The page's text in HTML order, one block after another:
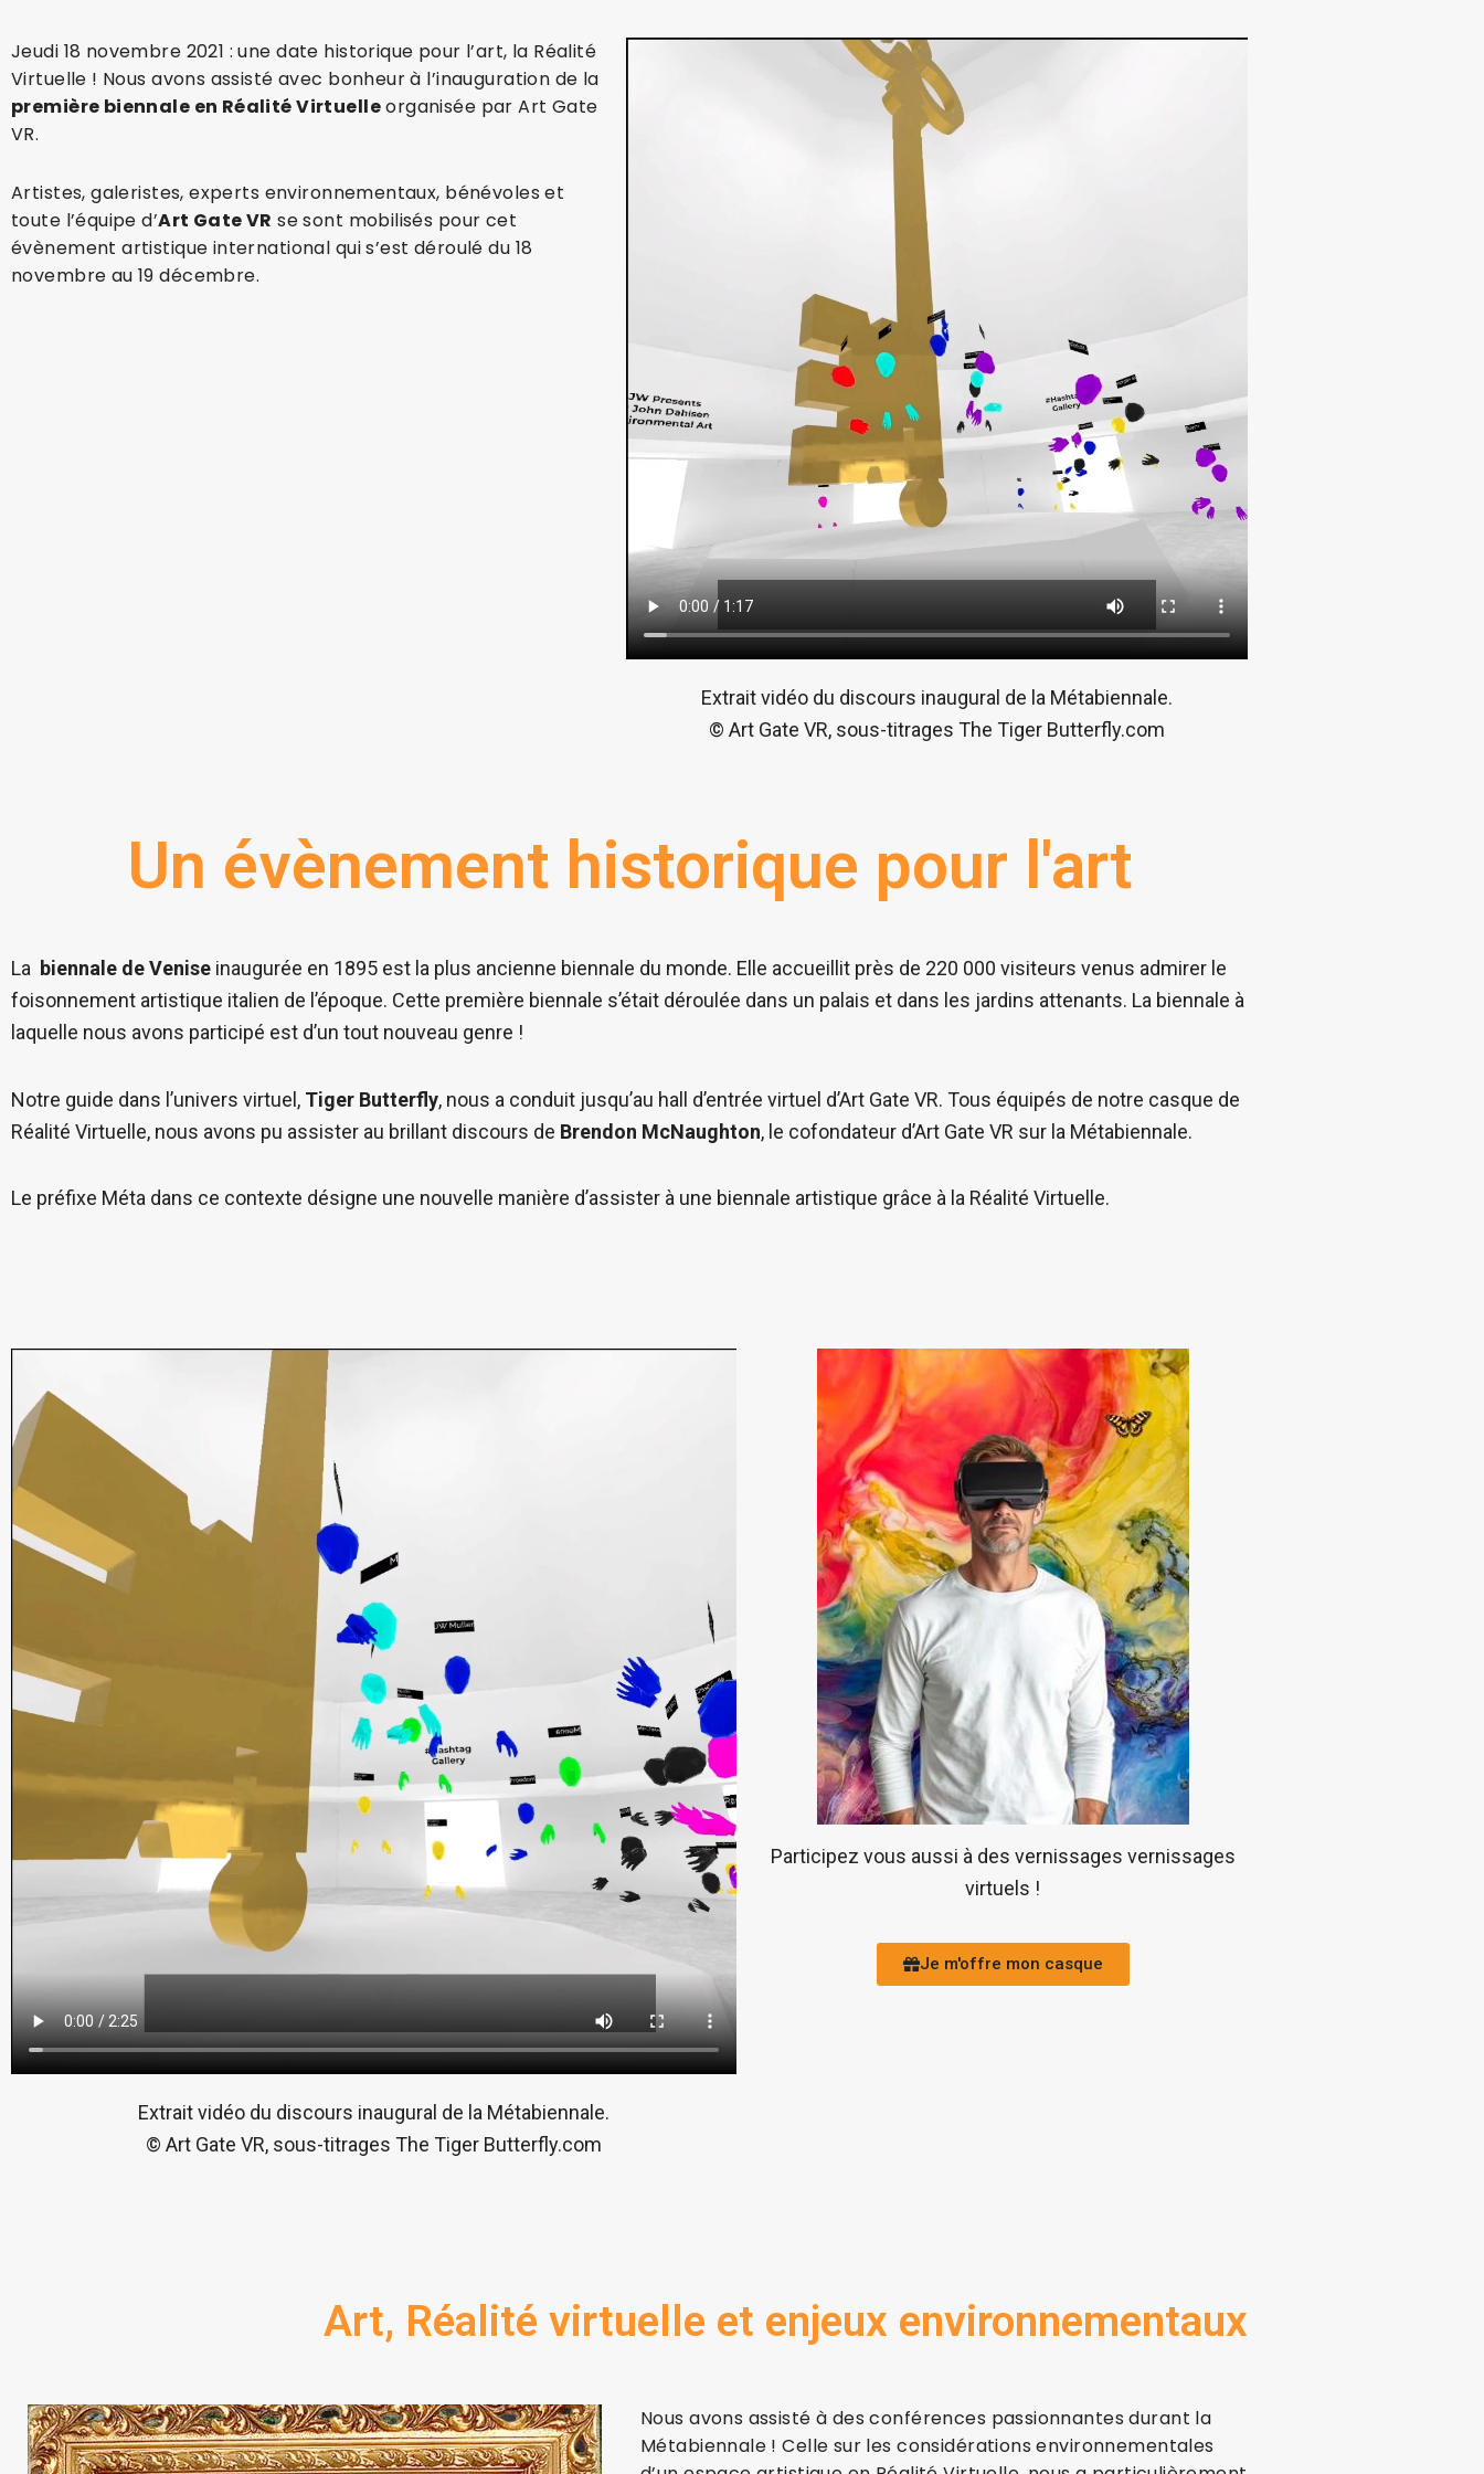
Jeudi 18 novembre 2021 : une date historique pour l’art, la Réalité
Virtuelle ! Nous avons assisté avec bonheur à l’inauguration de la
première biennale en Réalité Virtuelleorganisée par Art Gate
VR.
Artistes, galeristes, experts environnementaux, bénévoles et
toute l’équipe d’Art Gate VR se sont mobilisés pour cet
évènement artistique international qui s’est déroulé du 18
novembre au 19 décembre.
Extrait vidéo du discours inaugural de la Métabiennale.
© Art Gate VR, sous-titrages The Tiger Butterfly.com
Un évènement historique pour l'art
La biennale de Venise inaugurée en 1895 est la plus ancienne biennale du monde. Elle accueillit près de 220 000 visiteurs venus admirer le
foisonnement artistique italien de l’époque. Cette première biennale s’était déroulée dans un palais et dans les jardins attenants. La biennale à
laquelle nous avons participé est d’un tout nouveau genre !
Notre guide dans l’univers virtuel, Tiger Butterfly, nous a conduit jusqu’au hall d’entrée virtuel d’Art Gate VR. Tous équipés de notre casque de
Réalité Virtuelle, nous avons pu assister au brillant discours de Brendon McNaughton, le cofondateur d’Art Gate VR sur la Métabiennale.
Le préfixe Méta dans ce contexte désigne une nouvelle manière d’assister à une biennale artistique grâce à la Réalité Virtuelle.
Extrait vidéo du discours inaugural de la Métabiennale.
© Art Gate VR, sous-titrages The Tiger Butterfly.com
Participez vous aussi à des vernissages vernissages
virtuels !
Je m'offre mon casque
Art, Réalité virtuelle et enjeux environnementaux
Nous avons assisté à des conférences passionnantes durant la
Métabiennale ! Celle sur les considérations environnementales